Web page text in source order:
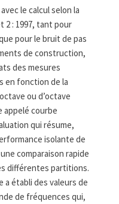
le calcul selon la
2 : 1997, tant pour
pour le bruit de pas
de construction,
des mesures
en fonction de la
ou d’octave
appelé courbe
qui résume,
isolante de
comparaison rapide
différentes partitions.
a établi des valeurs de
de fréquences qui,